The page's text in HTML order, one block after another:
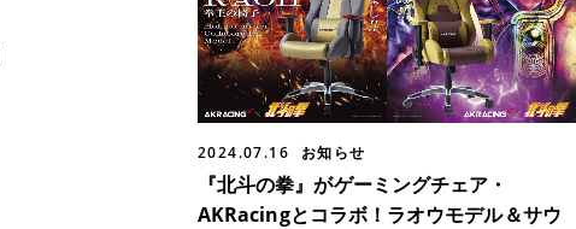
2024.07.16 お知らせ
『北斗の拳』がゲーミングチェア・
AKRacingとコラボ！ラオウモデル＆サウ